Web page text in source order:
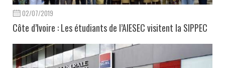
02/07/2019
Côte d’Ivoire : Les étudiants de l’AIESEC visitent la SIPPEC